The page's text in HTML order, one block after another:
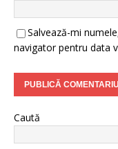
Salvează-mi
navigator pentru data
Caută